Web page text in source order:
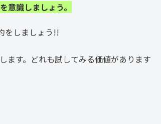
意識しましょう。
をしましょう!!
ます。どれも試してみる価値があります